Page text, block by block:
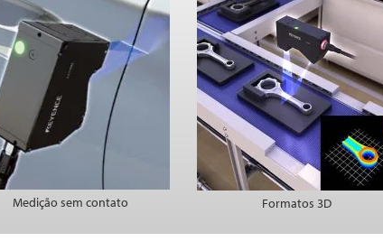
Medição sem contato Formatos 3D